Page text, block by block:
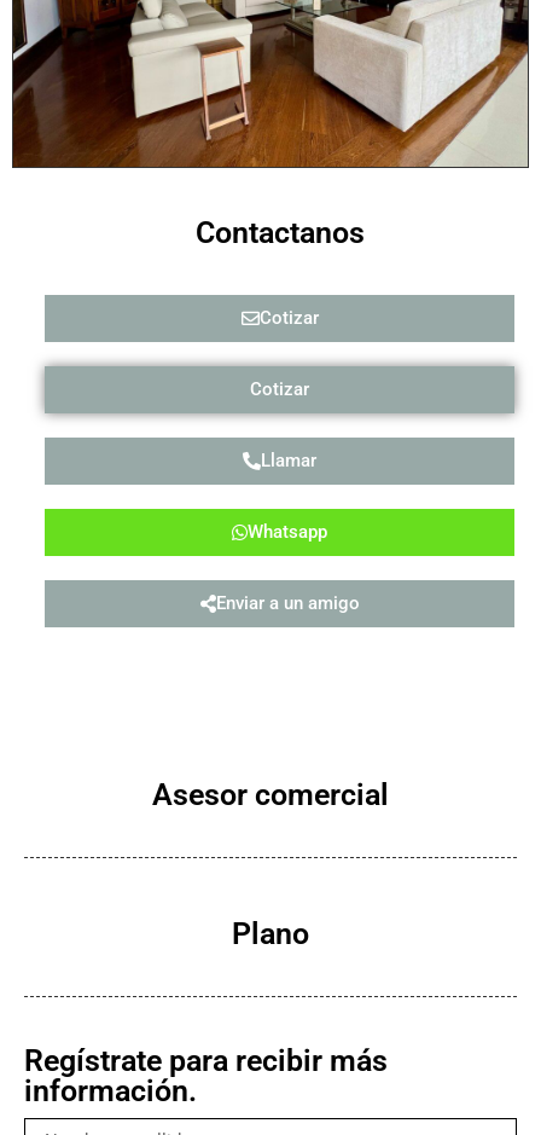
Regístrate para recibir más
información.
Plano
Asesor comercial
Contactanos
Cotizar
Cotizar
Llamar
Whatsapp
Enviar a un amigo